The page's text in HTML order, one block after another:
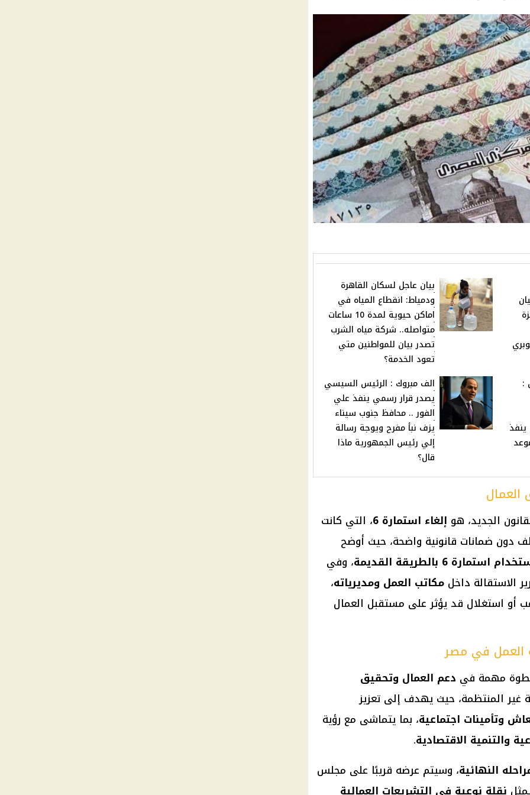
بيان عاجل لسكان القاهرة
ودمياط: انقطاع المياه في
اماكن حيوية لمدة 10 ساعات
متواصله.. شركة مياه الشرب
تصدر بيان للمواطنين متي
تعود الخدمة؟
:
ينفذ
الف مبروك : الرئيس السيسي
يصدر قرار رسمي ينفذ علي
الفور .. محافظ جنوب سيناء
يزف نبأ مفرح ويوجة رسالة
إلي رئيس الجمهورية ماذا
قال؟
الجديد، هو إلغاء استمارة 6 ، التي كانت
دون ضمانات قانونية واضحة، حيث أوضح
6 بالطريقة القديمة
، وفي
الاستقالة داخل مكاتب العمل ومديرياته،
أو استغلال قد يؤثر على مستقبل العمال
العمل في مصر
مهمة في دعم العمال وتحقيق
غير المنتظمة، حيث يهدف إلى تعزيز
وتأمينات اجتماعية، بما يتماشى مع رؤية
والتنمية الاقتصادية.
النهائية، وسيتم عرضه قريبًا على مجلس
نقلة نوعية في التشريعات العمالية